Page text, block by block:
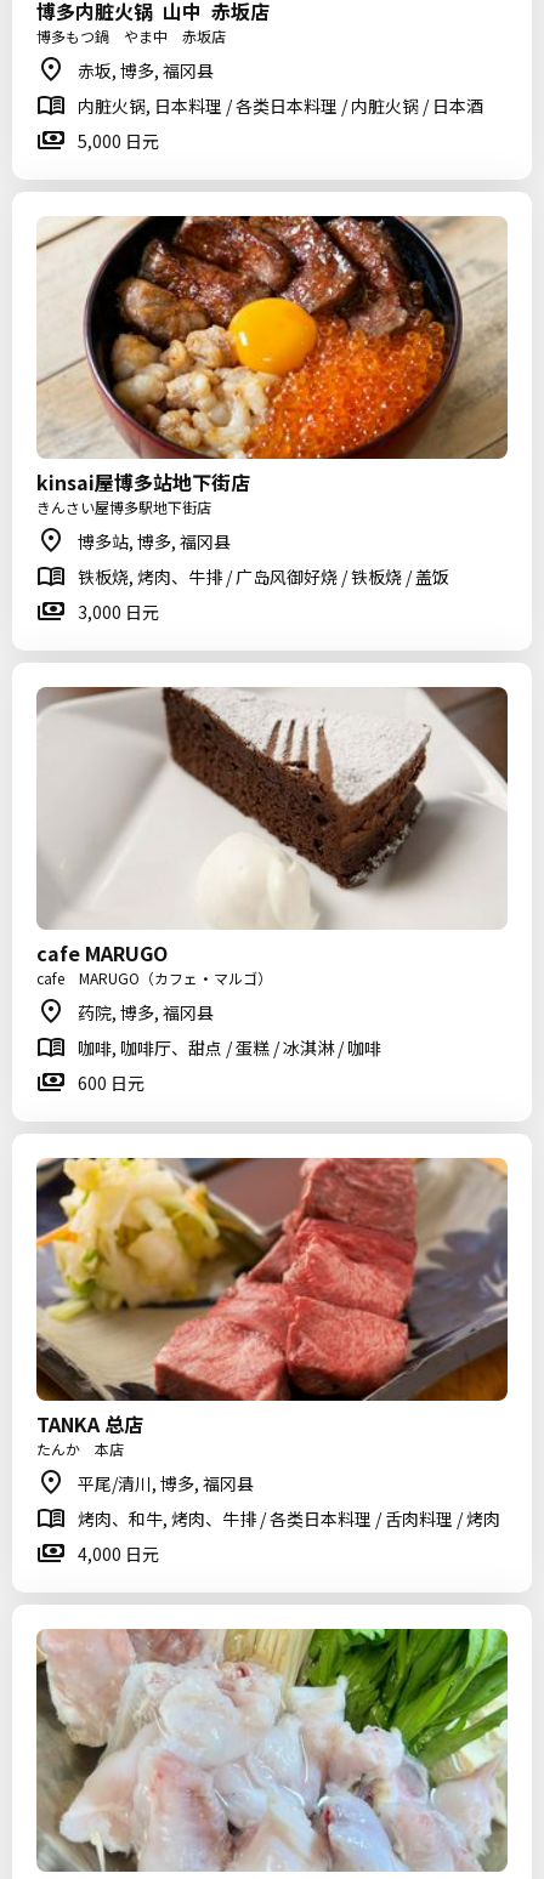
博多内脏火锅 山中 赤坂店
博多もつ鍋 やま中 赤坂店
赤坂, 博多, 福冈县
内脏火锅, 日本料理 / 各类日本料理 / 内脏火锅 / 日本酒
5,000 日元
kinsai屋博多站地下街店
きんさい屋博多駅地下街店
博多站, 博多, 福冈县
铁板烧, 烤肉、牛排 / 广岛风御好烧 / 铁板烧 / 盖饭
3,000 日元
cafe MARUGO
cafe MARUGO（カフェ・マルゴ）
药院, 博多, 福冈县
咖啡, 咖啡厅、甜点 / 蛋糕 / 冰淇淋 / 咖啡
600 日元
TANKA 总店
たんか 本店
平尾/清川, 博多, 福冈县
烤肉、和牛, 烤肉、牛排 / 各类日本料理 / 舌肉料理 / 烤肉
4,000 日元